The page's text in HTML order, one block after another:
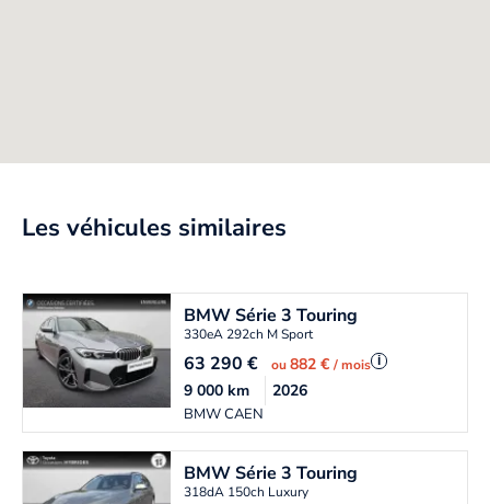
Les véhicules similaires
BMWSérie 3 Touring
330eA 292ch M Sport
63 290€ ou882 €/ mois i
BMW CAEN
9 000km 2026
BMWSérie 3 Touring
318dA 150ch Luxury